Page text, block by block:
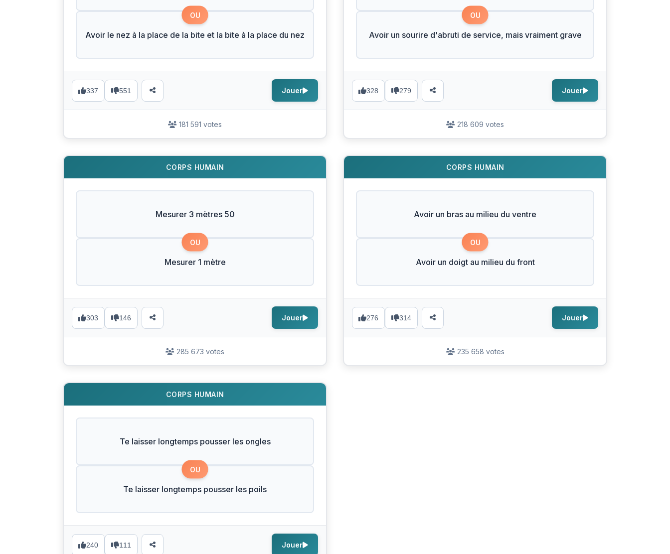
OU
Avoir le nez à la place de la bite et la bite à la place du nez
337 551 Jouer
181 591 votes
OU
Avoir un sourire d'abruti de service, mais vraiment grave
328 279 Jouer
218 609 votes
CORPS HUMAIN
Mesurer 3 mètres 50
OU
Mesurer 1 mètre
303 146 Jouer
285 673 votes
CORPS HUMAIN
Avoir un bras au milieu du ventre
OU
Avoir un doigt au milieu du front
276 314 Jouer
235 658 votes
CORPS HUMAIN
Te laisser longtemps pousser les ongles
OU
Te laisser longtemps pousser les poils
240 111 Jouer